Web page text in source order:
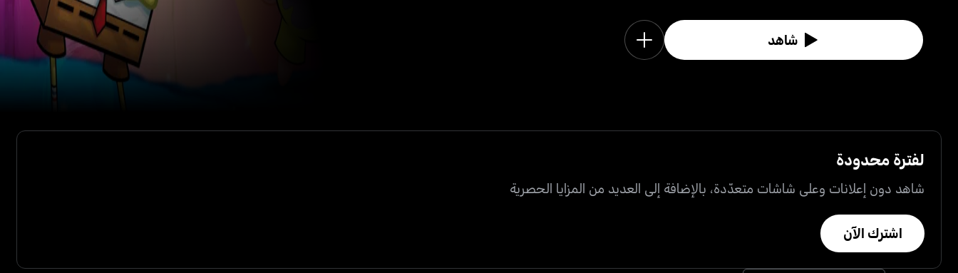
شاهد
لفترة محدودة
شاهد دون إعلانات وعلى شاشات متعدّدة، بالإضافة إلى العديد من المزايا الحصرية
اشترك الآن